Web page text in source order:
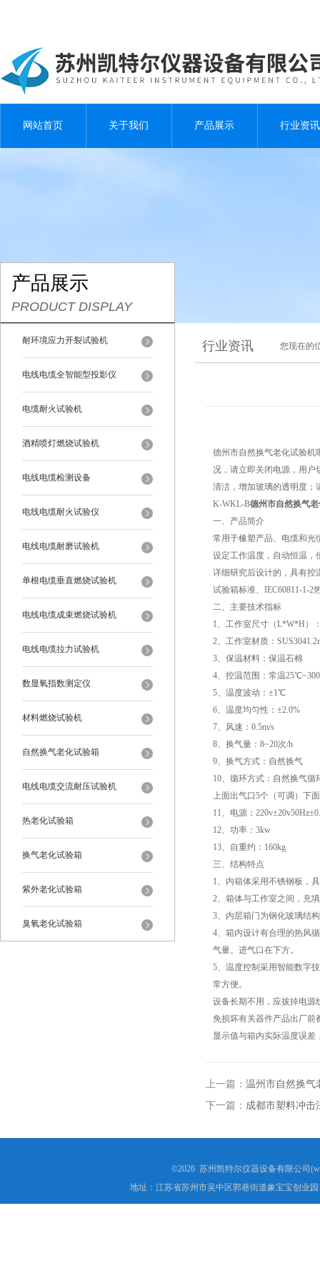
网站首页 关于我们 产品展示 行业资讯
产品展示
PRODUCT DISPLAY
耐环境应力开裂试验机
电线电缆全智能型投影仪
电缆耐火试验机
酒精喷灯燃烧试验机
电线电缆检测设备
电线电缆耐火试验仪
电线电缆耐磨试验机
单根电缆垂直燃烧试验机
电线电缆成束燃烧试验机
电线电缆拉力试验机
数显氧指数测定仪
材料燃烧试验机
自然换气老化试验箱
电线电缆交流耐压试验机
热老化试验箱
换气老化试验箱
紫外老化试验箱
臭氧老化试验箱
行业资讯 您现在的
德州市自然换气老化试验机
况，请立即关闭电源，用户
清洁，增加玻璃的透明度；
K-WKL-B德州市自然换气
一、产品简介
常用于橡塑产品、电缆和光
设定工作温度，自动恒温，
详细研究后设计的，具有控
试验箱标准、IEC60811-1-2
二、主要技术指标
1、工作室尺寸（L*W*H）
2、工作室材质：
3、保温材料：保温石棉
4、控温范围：常温
5、温度波动：±1℃
6、温度均匀性：±2.0%
7、风速：0.5m/s
8、换气量：8~20次/h
9、换气方式：自然换气
10、循环方式：自然换气
上面出气口5个（可调）下
11、电源：
12、功率：3kw
13、自重约：160kg
三、结构特点
1、内箱体采用不锈钢板，
2、箱体与工作室之间，充
3、内层箱门为钢化玻璃结
4、箱内设计有合理的热风
气量。进气口在下方。
5、温度控制采用智能数字
常方便。
设备长期不用，应拔掉电源
免损坏有关器件产品出厂前
显示值与箱内实际温度误
上一篇： 温州市自然换气
下一篇： 成都市塑料冲击
©2026 苏州凯特尔仪器设备有限公司
地址：江苏省苏州市吴中区郭巷街道象宝宝创业